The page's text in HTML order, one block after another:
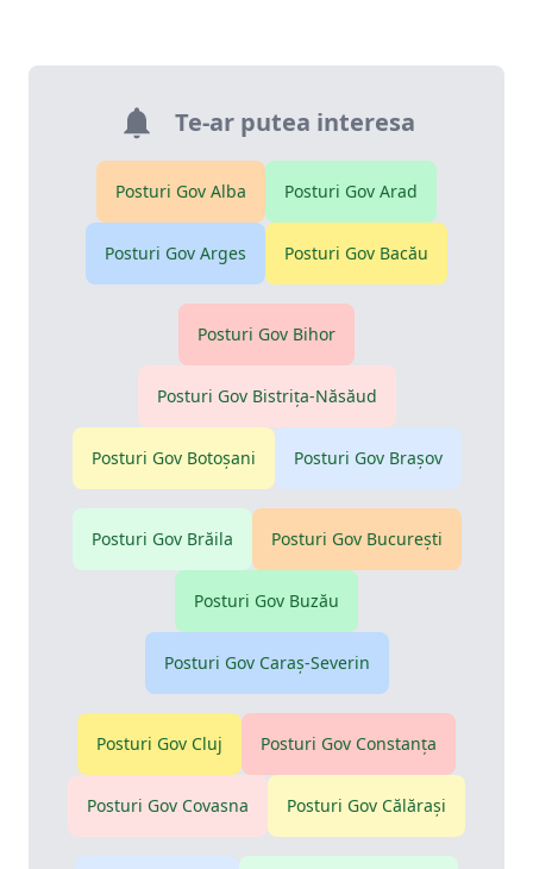
Te-ar putea interesa
Posturi Gov Alba Posturi Gov Arad
Posturi Gov Arges Posturi Gov Bacău
Posturi Gov Bihor
Posturi Gov Bistriţa-Năsăud
Posturi Gov Botoşani Posturi Gov Braşov
Posturi Gov Brăila Posturi Gov Bucureşti
Posturi Gov Buzău
Posturi Gov Caraş-Severin
Posturi Gov Cluj Posturi Gov Constanţa
Posturi Gov Covasna Posturi Gov Călăraşi